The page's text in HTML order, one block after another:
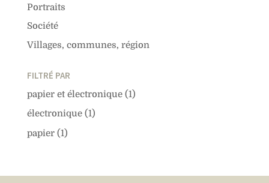
Portraits
Société
Villages, communes, région
FILTRÉ PAR
papier et électronique (1)
électronique (1)
papier (1)